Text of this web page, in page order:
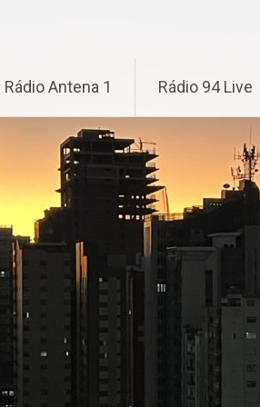
Rádio Antena 1 Rádio 94 Live